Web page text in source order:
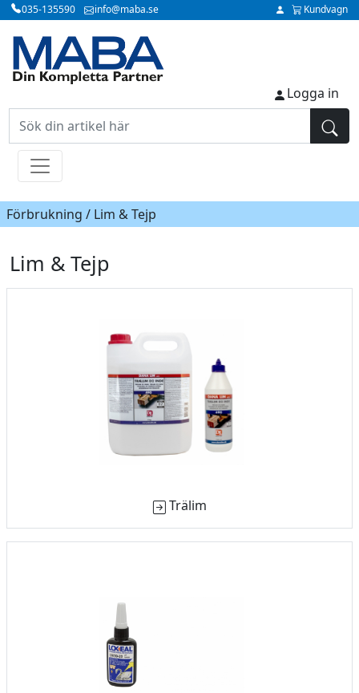
035-135590 info@maba.se Kundvagn
Logga in
Förbrukning / Lim & Tejp
Lim & Tejp
Trälim